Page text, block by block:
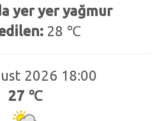
yer yer yağmur
28 ℃
2026 18:00
27 ℃